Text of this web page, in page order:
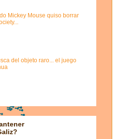
Mickey Mouse quiso borrar
del objeto raro... el juego